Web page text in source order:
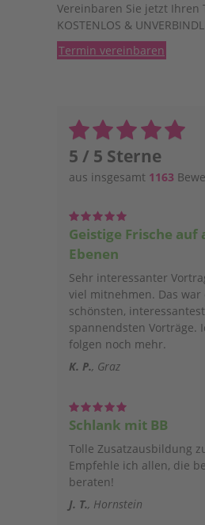
Vereinbaren Sie jetzt Ihren
KOSTENLOS &
Termin vereinbaren
5 / 5 Sterne
aus insgesamt 1163
Geistige Frische auf
Ebenen
Sehr interessanter
viel mitnehmen. Das
schönsten,
spannendsten Vorträge.
folgen noch mehr.
K. P. Graz
Schlank mit BB
Tolle Zusatzausbildung
Empfehle ich allen, die
beraten!
J. T. Hornstein